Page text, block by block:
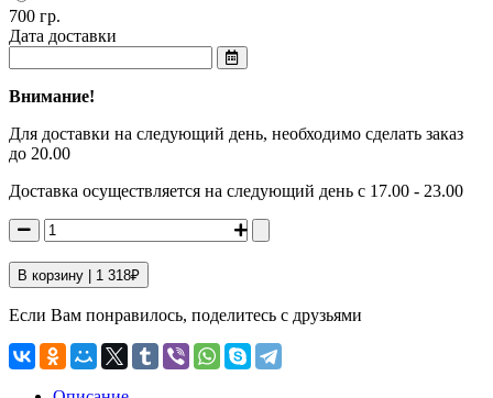
700 гр.
Дата доставки
Внимание!
Для доставки на следующий день, необходимо сделать заказ
до 20.00
Доставка осуществляется на следующий день с 17.00 - 23.00
В корзину | 1 318₽
Если Вам понравилось, поделитесь с друзьями